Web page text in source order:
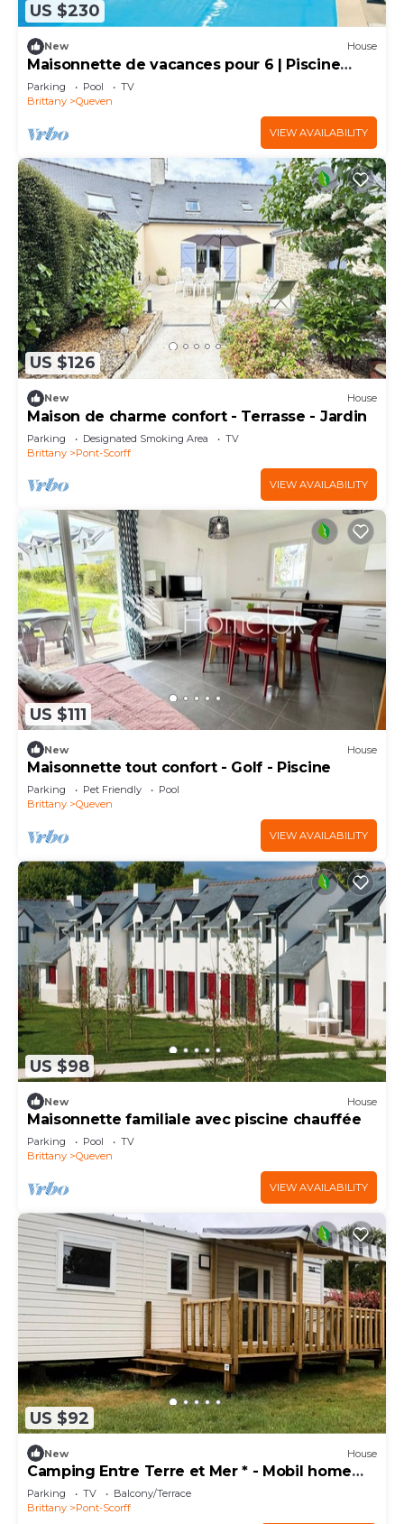
US $230
New House
Maisonnette de vacances pour 6 | Piscine
chauffée
Parking Pool
TV
Brittany
Queven
VIEW AVAILABILITY
US $126
New House
Maison de charme confort - Terrasse - Jardin
Parking Designated Smoking Area
TV
Brittany
Pont-Scorff
VIEW AVAILABILITY
US $111
New House
Maisonnette tout confort - Golf - Piscine
Parking Pet Friendly
Pool
Brittany
Queven
VIEW AVAILABILITY
US $98
New House
Maisonnette familiale avec piscine chauffée
Parking Pool
TV
Brittany
Queven
VIEW AVAILABILITY
US $92
New House
Camping Entre Terre et Mer * - Mobil home
Comfort (3 bedrooms) 6 people
Parking TV
Balcony/Terrace
Brittany
Pont-Scorff